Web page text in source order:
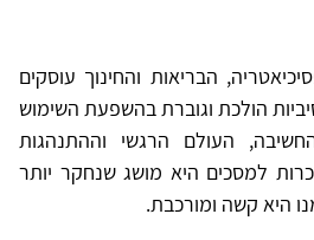
הבריאות והחינוך עוסקים
הולכת וגוברת בהשפעת השימוש
העולם הרגשי וההתנהגות
למסכים היא מושג שנחקר יותר
היא קשה ומורכבת.